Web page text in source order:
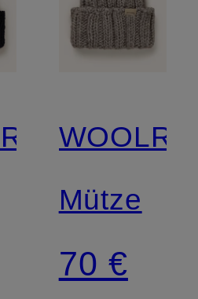
Mütze
70 €